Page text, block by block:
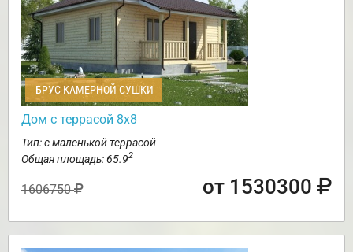
БРУС КАМЕРНОЙ СУШКИ
Дом с террасой 8х8
Тип: с маленькой террасой
Общая площадь: 65.92
1606750 от 1530300